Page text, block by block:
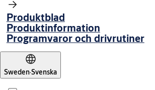
Produktblad
Produktinformation
Programvaror och drivrutiner
Sweden·Svenska